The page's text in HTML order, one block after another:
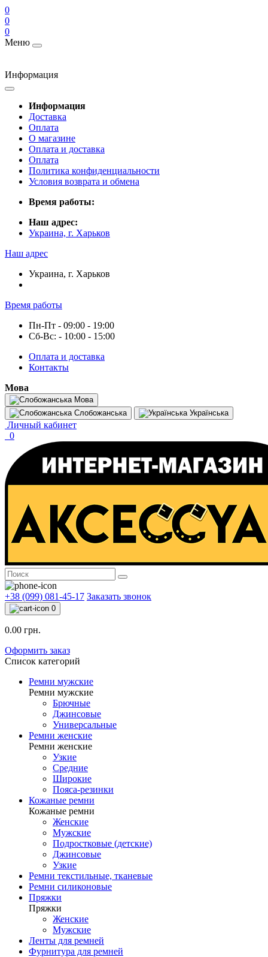
0
0
0
Меню
Информация
Информация
Доставка
Оплата
О магазине
Оплата и доставка
Оплата
Политика конфиденциальности
Условия возврата и обмена
Время работы:
Наш адрес:
Украина, г. Харьков
Наш адрес
Украина, г. Харьков
Время работы
Пн-Пт - 09:00 - 19:00
Сб-Вс: - 10:00 - 15:00
Оплата и доставка
Контакты
Мова
Мова
Слобожанська
Українська
Личный кабинет
0
+38 (099) 081-45-17 Заказать звонок
0
0.00 грн.
Оформить заказ
Список категорий
Ремни мужские
Ремни мужские
Брючные
Джинсовые
Универсальные
Ремни женские
Ремни женские
Узкие
Средние
Широкие
Пояса-резинки
Кожаные ремни
Кожаные ремни
Женские
Мужские
Подростковые (детские)
Джинсовые
Узкие
Ремни текстильные, тканевые
Ремни силиконовые
Пряжки
Пряжки
Женские
Мужские
Ленты для ремней
Фурнитура для ремней